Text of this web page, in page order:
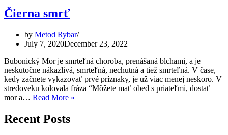
Čierna smrť
by Metod Rybar
July 7, 2020December 23, 2022
Bubonický Mor je smrteľná choroba, prenášaná blchami, a je
neskutočne nákazlivá, smrteľná, nechutná a tiež smrteľná. V čase,
kedy začnete vykazovať prvé príznaky, je už viac menej neskoro. V
stredoveku kolovala fráza “Môžete mať obed s priateľmi, dostať
mor a… Read More »
Recent Posts